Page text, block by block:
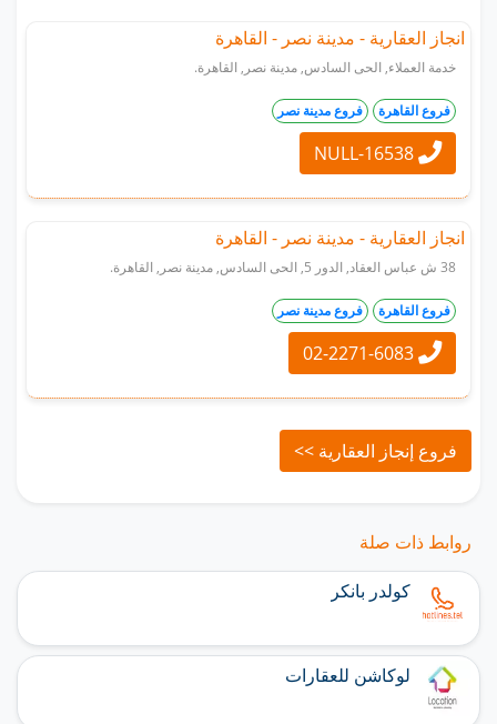
انجاز العقارية - مدينة نصر - القاهرة
خدمة العملاء, الحى السادس, مدينة نصر, القاهرة.
فروع القاهرة فروع مدينة نصر
انجاز العقارية - مدينة نصر - القاهرة
38 ش عباس العقاد, الدور 5, الحى السادس, مدينة نصر, القاهرة.
فروع القاهرة فروع مدينة نصر
فروع إنجاز العقارية >>
روابط ذات صلة
كولدر بانكر
لوكاشن للعقارات